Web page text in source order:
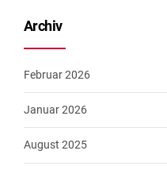
Archiv
Februar 2026
Januar 2026
August 2025